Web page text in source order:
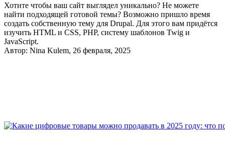
Хотите чтобы ваш сайт выглядел уникально? Не можете
найти подходящей готовой темы? Возможно пришло время
создать собственную тему для Drupal. Для этого вам придётся
изучить HTML и CSS, PHP, систему шаблонов Twig и
JavaScript.
Автор: Nina Kulem, 26 февраля, 2025